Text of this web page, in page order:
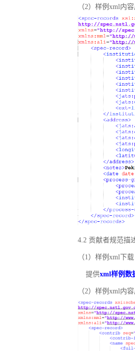
（2）样例xml内
4.2 贡献者规范描
（1）样例xml下载
提供xml样例数
（2）样例xml内